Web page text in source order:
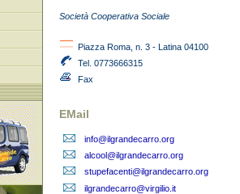
Società Cooperativa Sociale
Piazza Roma, n. 3 - Latina 04100
Tel. 0773666315
Fax
EMail
info@ilgrandecarro.org
alcool@ilgrandecarro.org
stupefacenti@ilgrandecarro.org
ilgrandecarro@virgilio.it